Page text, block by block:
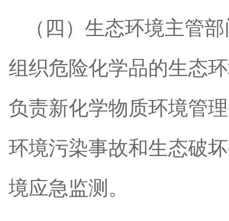
（四）生态环境主管
组织危险化学品的生态
负责新化学物质环境管
环境污染事故和生态破
境应急监测。